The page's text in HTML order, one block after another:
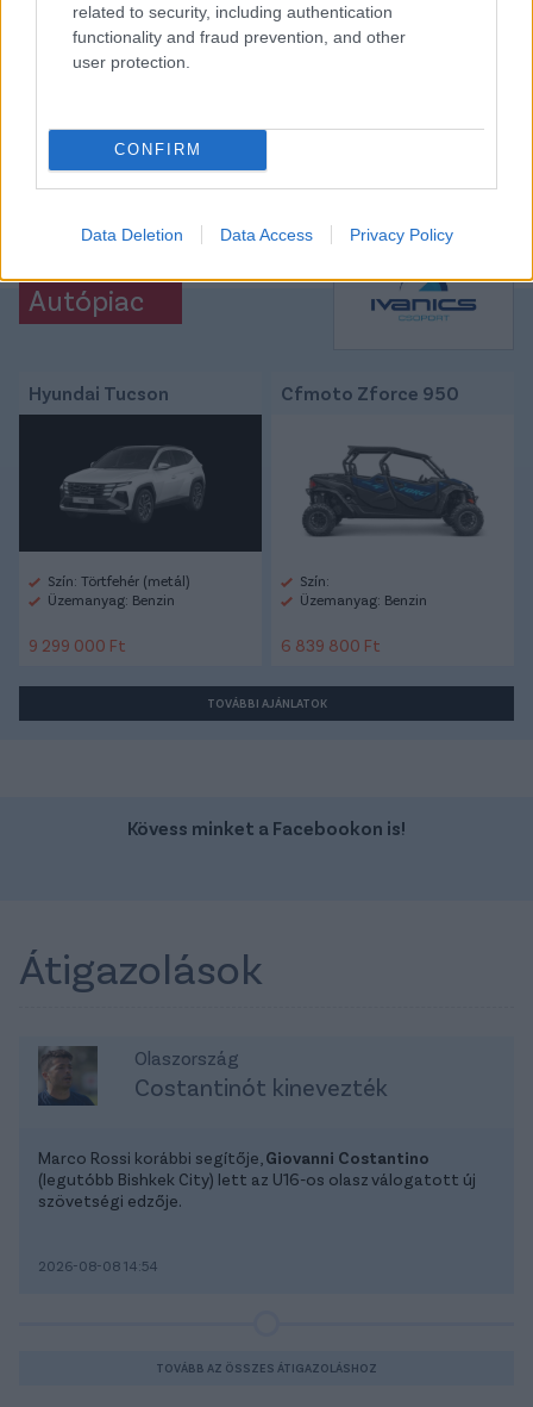
related to security, including authentication
functionality and fraud prevention, and other
user protection.
CONFIRM
Data Deletion Data Access Privacy Policy
Tetszett a cikk? Megosztanád?
CÍMKÉK: #MAGYAR VÁLOGATOTT
#EB2024
#SZAVAZÁS #CSAKFOCI-SZAVAZÁS
Autópiac
Hyundai Tucson
Szín: Törtfehér (metál)
Üzemanyag: Benzin
9 299 000 Ft
Cfmoto Zforce 950
Szín:
Üzemanyag: Benzin
6 839 800 Ft
TOVÁBBI AJÁNLATOK
Kövess minket a Facebookon is!
Átigazolások
Olaszország
Costantinót kinevezték
Marco Rossi korábbi segítője, Giovanni Costantino
(legutóbb Bishkek City) lett az U16-os olasz válogatott új
szövetségi edzője.
2026-08-08 14:54
TOVÁBB AZ ÖSSZES ÁTIGAZOLÁSHOZ